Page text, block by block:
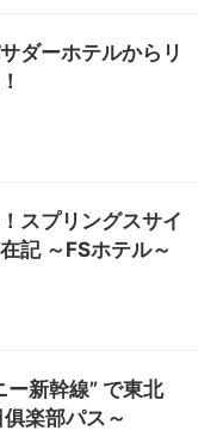
ダーホテルからリ
スプリングスサイ
記 ～FSホテル～
新幹線” で東北
楽部パス～